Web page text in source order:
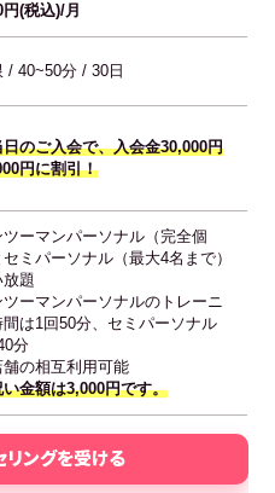
(税込)/月
/ 40~50分 / 30日
日のご入会で、入会金30,000円
円に割引！
ツーマンパーソナル（完全個
ミパーソナル（最大4名まで）
題
ツーマンパーソナルのトレーニ
間は1回50分、セミパーソナル
分
舗の相互利用可能
い金額は3,000円です。
リングを受ける